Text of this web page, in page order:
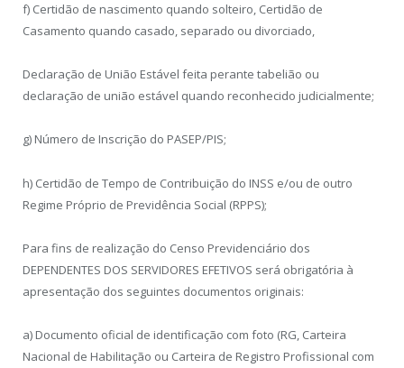
f) Certidão de nascimento quando solteiro, Certidão de
Casamento quando casado, separado ou divorciado,
Declaração de União Estável feita perante tabelião ou
declaração de união estável quando reconhecido judicialmente;
g) Número de Inscrição do PASEP/PIS;
h) Certidão de Tempo de Contribuição do INSS e/ou de outro
Regime Próprio de Previdência Social (RPPS);
Para fins de realização do Censo Previdenciário dos
DEPENDENTES DOS SERVIDORES EFETIVOS será obrigatória à
apresentação dos seguintes documentos originais:
a) Documento oficial de identificação com foto (RG, Carteira
Nacional de Habilitação ou Carteira de Registro Profissional com